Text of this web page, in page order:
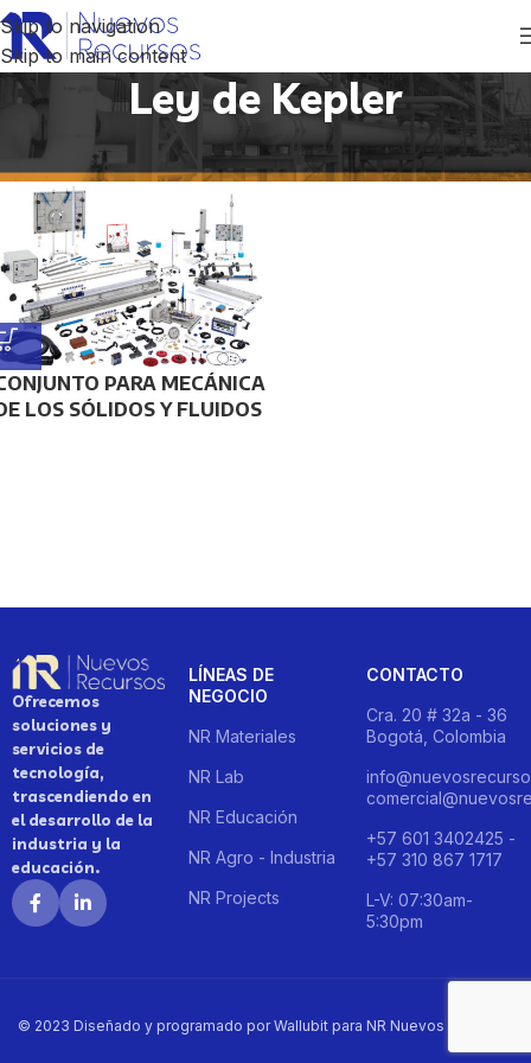
Skip to navigation
Skip to main content
Ley de Kepler
Inicio Productos etiquetados “Ley de Kepler”
PARA MECÁNICA
LOS SÓLIDOS Y FLUIDOS
Ofrecemos
soluciones y
servicios de
tecnología,
trascendiendo en
el desarrollo de la
industria y la
educación.
LÍNEAS DE
NEGOCIO
NR Materiales
NR Lab
NR Educación
NR Agro - Industria
NR Projects
CONTACTO
Cra. 20 # 32a - 36
Bogotá, Colombia
+57 601 3402425 -
+57 310 867 1717
L-V: 07:30am-
5:30pm
© 2023 Diseñado y programado por Wallubit para NR Nuevos Recursos